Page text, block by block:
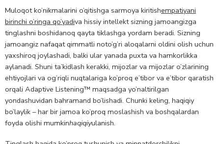
Muloqot ko’nikmalarini o’qitishga sarmoya kiritishempatiyani
birinchi o’ringa qo’yadiva hissiy intellekt sizning jamoangizga
tinglashni boshidanoq qayta tiklashga yordam beradi. Sizning
jamoangiz nafaqat qimmatli noto’g’ri aloqalarni oldini olish uchun
yaxshiroq joylashadi, balki ular yanada puxta va hamkorlikka
aylanadi. Shuni ta’kidlash kerakki, mijozlar va mijozlar o’zlarining
ehtiyojlari va og’riqli nuqtalariga ko’proq e’tibor va e’tibor qaratish
orqali Adaptive Listening™ maqsadga yo’naltirilgan
yondashuvidan bahramand bo’lishadi. Chunki keling, haqiqiy
bo’laylik – har bir jamoa ko’proq moslashish va boshqalardan
foyda olishi mumkinhaqiqiyulanish.